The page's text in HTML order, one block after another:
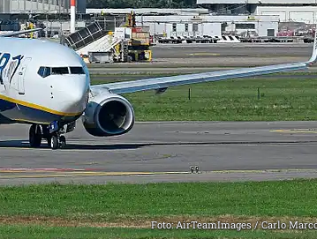
Foto: AirTeamImages / Carlo